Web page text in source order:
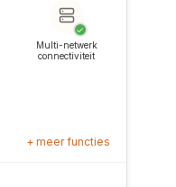
✓
Multi-netwerk
connectiviteit
+ meer functies